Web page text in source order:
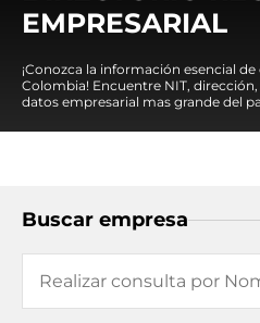
EMPRESARIAL
¡Conozca la información esencial
Colombia! Encuentre NIT,
datos empresarial mas grande del
Buscar empresa